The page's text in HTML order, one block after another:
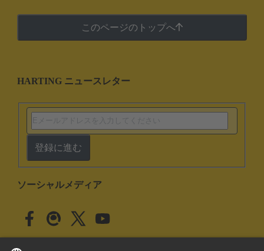
このページのトップへ
HARTING ニュースレター
登録に進む
ソーシャルメディア